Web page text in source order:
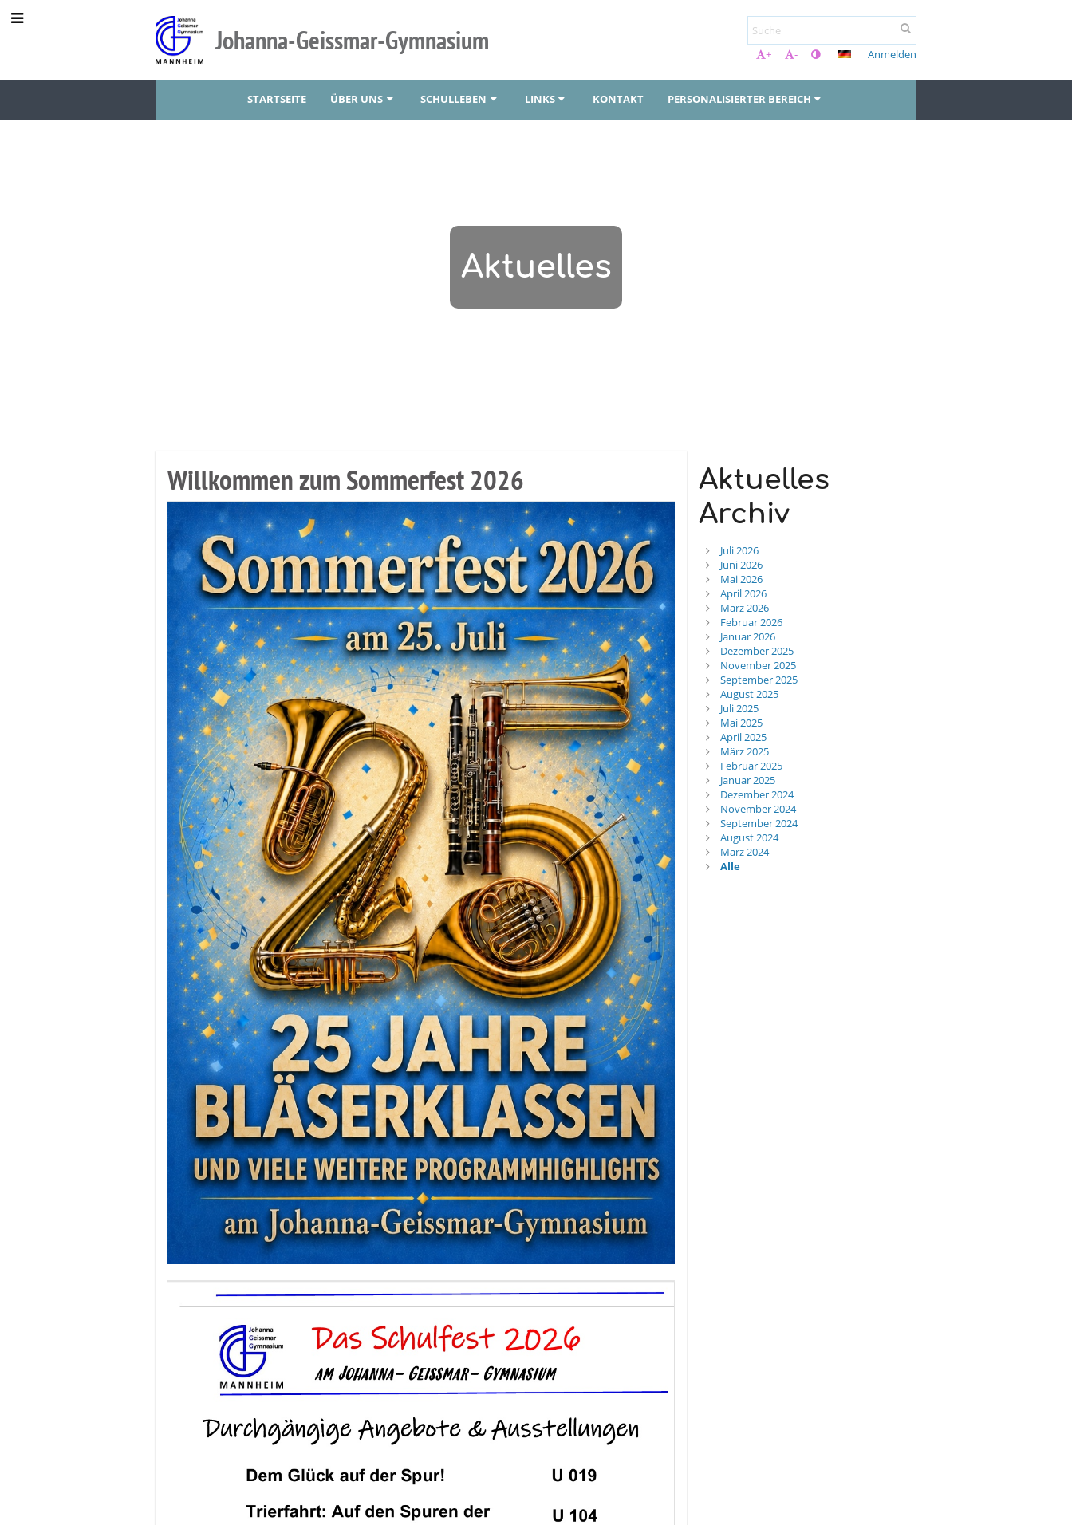
Johanna-Geissmar-Gymnasium + - Anmelden
STARTSEITE ÜBER UNS SCHULLEBEN LINKS KONTAKT PERSONALISIERTER BEREICH
Aktuelles
Aktuelles
Willkommen zum Sommerfest 2026
Aktuelles
Archiv
Juli 2026
Juni 2026
Mai 2026
April 2026
März 2026
Februar 2026
Januar 2026
Dezember 2025
November 2025
September 2025
August 2025
Juli 2025
Mai 2025
April 2025
März 2025
Februar 2025
Januar 2025
Dezember 2024
November 2024
September 2024
August 2024
März 2024
Alle